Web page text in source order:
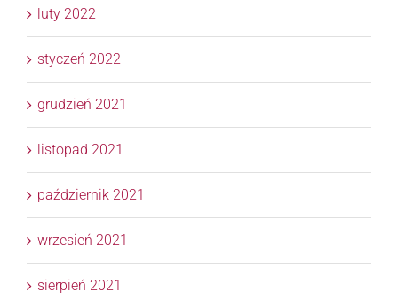
luty 2022
styczeń 2022
grudzień 2021
listopad 2021
październik 2021
wrzesień 2021
sierpień 2021